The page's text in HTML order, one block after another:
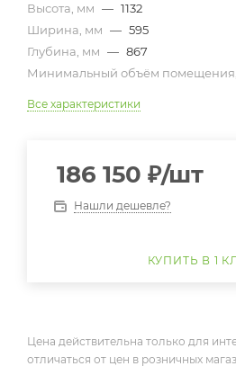
Высота, мм — 1132
Ширина, мм — 595
Глубина, мм — 867
Минимальный объём
Все характеристики
186 150 ₽/шт
Нашли дешевле?
КУПИТЬ В 1
Цена действительна только для
отличаться от цен в розничных